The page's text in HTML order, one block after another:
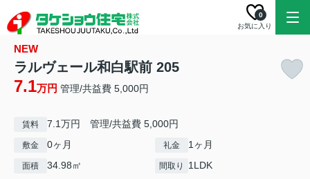
お気に入り
0
NEW
ラルヴェール和白駅前 205
7.1万円 管理/共益費 5,000円
賃料 7.1万円 管理/共益費 5,000円
敷金 0ヶ月 礼金 1ヶ月
面積 34.98㎡ 間取り 1LDK